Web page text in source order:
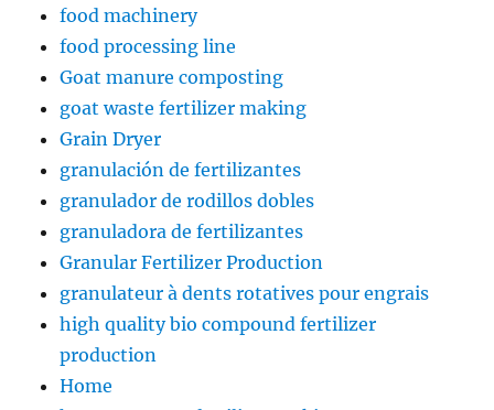
food machinery
food processing line
Goat manure composting
goat waste fertilizer making
Grain Dryer
granulación de fertilizantes
granulador de rodillos dobles
granuladora de fertilizantes
Granular Fertilizer Production
granulateur à dents rotatives pour engrais
high quality bio compound fertilizer
production
Home